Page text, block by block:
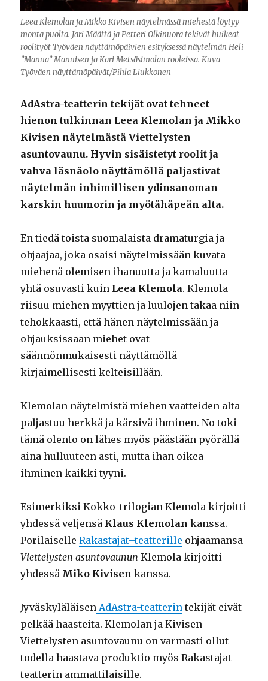
Leea Klemolan ja Mikko Kivisen näytelmässä miehestä löytyy
monta puolta. Jari Määttä ja Petteri Olkinuora tekivät huikeat
roolityöt Työväen näyttämöpäivien esityksessä näytelmän Heli
”Manna” Mannisen ja Kari Metsäsimolan rooleissa. Kuva
Työväen näyttämöpäivät/Pihla Liukkonen
AdAstra-teatterin tekijät ovat tehneet
hienon tulkinnan Leea Klemolan ja Mikko
Kivisen näytelmästä Viettelysten
asuntovaunu. Hyvin sisäistetyt roolit ja
vahva läsnäolo näyttämöllä paljastivat
näytelmän inhimillisen ydinsanoman
karskin huumorin ja myötähäpeän alta.
En tiedä toista suomalaista dramaturgia ja
ohjaajaa, joka osaisi näytelmissään kuvata
miehenä olemisen ihanuutta ja kamaluutta
yhtä osuvasti kuin Leea Klemola. Klemola
riisuu miehen myyttien ja luulojen takaa niin
tehokkaasti, että hänen näytelmissään ja
ohjauksissaan miehet ovat
säännönmukaisesti näyttämöllä
kirjaimellisesti kelteisillään.
Klemolan näytelmistä miehen vaatteiden alta
paljastuu herkkä ja kärsivä ihminen. No toki
tämä olento on lähes myös päästään pyörällä
aina hulluuteen asti, mutta ihan oikea
ihminen kaikki tyyni.
Esimerkiksi Kokko-trilogian Klemola kirjoitti
yhdessä veljensä Klaus Klemolan kanssa.
PorilaiselleRakastajat–teatterille ohjaamansa
Viettelysten asuntovaunun Klemola kirjoitti
yhdessä Miko Kivisen kanssa.
Jyväskyläläisen AdAstra-teatterin tekijät eivät
pelkää haasteita. Klemolan ja Kivisen
Viettelysten asuntovaunu on varmasti ollut
todella haastava produktio myös Rakastajat –
teatterin ammattilaisille.